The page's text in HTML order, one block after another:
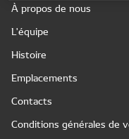
À propos de nous
L'équipe
Histoire
Emplacements
Contacts
Conditions générales de